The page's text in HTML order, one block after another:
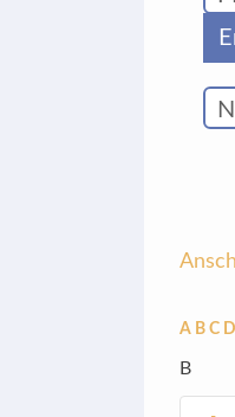
A B C D
B